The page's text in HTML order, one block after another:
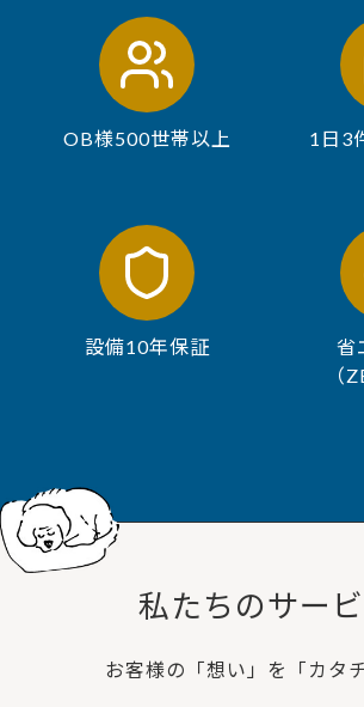
OB様500世帯以上 1日3
設備10年保証
省
（
私たちのサー
お客様の「想い」を「カタ